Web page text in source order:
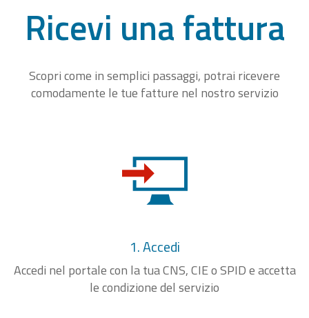
Ricevi una fattura
Scopri come in semplici passaggi, potrai ricevere
comodamente le tue fatture nel nostro servizio
1. Accedi
Accedi nel portale con la tua CNS, CIE o SPID e accetta
le condizione del servizio